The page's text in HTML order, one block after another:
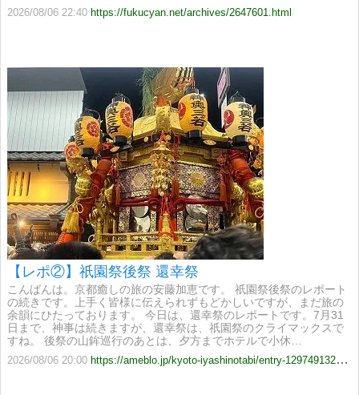
2026/08/06 22:40 https://fukucyan.net/archives/2647601.html
【レポ②】祇園祭後祭 還幸祭
こんばんは。京都癒しの旅の安藤加恵です。 祇園祭後祭のレポート
の続きです。上手く皆様に伝えられずもどかしいですが、まだ旅の
余韻にひたっております。 今日は、還幸祭のレポートです。7月31
日まで、神事は続きますが、還幸祭は、祇園祭のクライマックスで
すね。 後祭の山鉾巡行のあとは、夕方までホテルで小休…
2026/08/06 20:00 https://ameblo.jp/kyoto-iyashinotabi/entry-12974913296.html